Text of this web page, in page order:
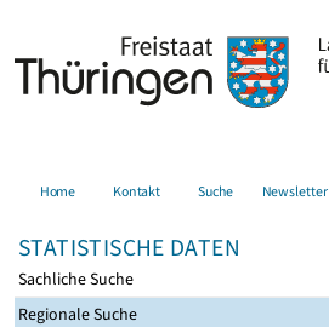
Home Kontakt Suche Newsletter
STATISTISCHE DATEN
Sachliche Suche
Regionale Suche